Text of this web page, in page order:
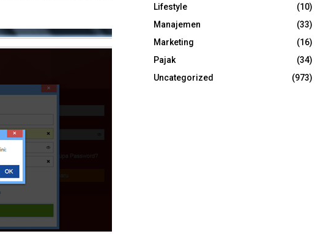
Lifestyle
(10)
Manajemen
(33)
Marketing
(16)
Pajak
(34)
Uncategorized
(973)